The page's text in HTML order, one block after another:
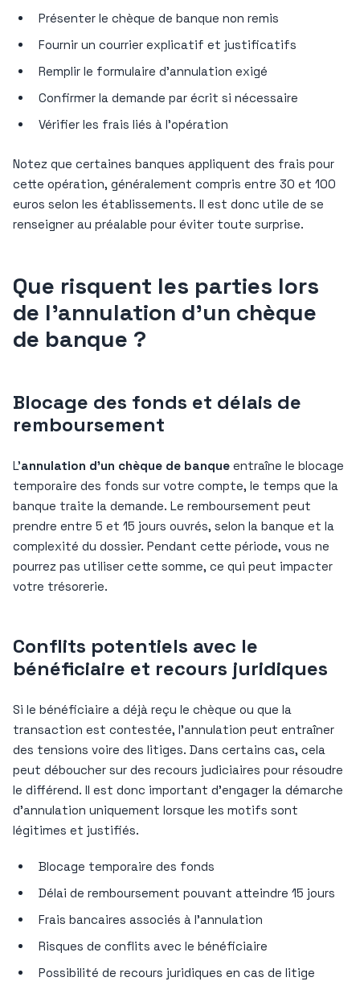
Présenter le chèque de banque non remis
Fournir un courrier explicatif et justificatifs
Remplir le formulaire d’annulation exigé
Confirmer la demande par écrit si nécessaire
Vérifier les frais liés à l’opération
Notez que certaines banques appliquent des frais pour
cette opération, généralement compris entre 30 et 100
euros selon les établissements. Il est donc utile de se
renseigner au préalable pour éviter toute surprise.
Que risquent les parties lors
de l’annulation d’un chèque
de banque ?
Blocage des fonds et délais de
remboursement
L’annulation d’un chèque de banque entraîne le blocage
temporaire des fonds sur votre compte, le temps que la
banque traite la demande. Le remboursement peut
prendre entre 5 et 15 jours ouvrés, selon la banque et la
complexité du dossier. Pendant cette période, vous ne
pourrez pas utiliser cette somme, ce qui peut impacter
votre trésorerie.
Conflits potentiels avec le
bénéficiaire et recours juridiques
Si le bénéficiaire a déjà reçu le chèque ou que la
transaction est contestée, l’annulation peut entraîner
des tensions voire des litiges. Dans certains cas, cela
peut déboucher sur des recours judiciaires pour résoudre
le différend. Il est donc important d’engager la démarche
d’annulation uniquement lorsque les motifs sont
légitimes et justifiés.
Blocage temporaire des fonds
Délai de remboursement pouvant atteindre 15 jours
Frais bancaires associés à l’annulation
Risques de conflits avec le bénéficiaire
Possibilité de recours juridiques en cas de litige